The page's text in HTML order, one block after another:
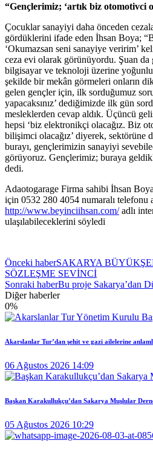
“Gençlerimiz; ‘artık biz otomotivci
Çocuklar sanayiyi daha önceden
gördüklerini ifade eden İhsan Boya;
‘Okumazsan seni sanayiye veririm’
ceza evi olarak görünüyordu. Şuan
bilgisayar ve teknoloji üzerine
şekilde bir mekân görmeleri onların
gelen gençler için, ilk sorduğumuz
yapacaksınız’ dediğimizde ilk gün
mesleklerden cevap aldık. Üçüncü
hepsi ‘biz elektronikçi olacağız. Biz
bilişimci olacağız’ diyerek, sektörüne
burayı, gençlerimizin sanayiyi
görüyoruz. Gençlerimiz; buraya
dedi.
Adaotogarage Firma sahibi İhsan
için 0532 280 4054 numaralı telefonu
http://www.beyinciihsan.com/adlı
ulaşılabileceklerini söyledi
Önceki haberSAKARYA
SÖZLEŞME SEVİNCİ
Sonraki haberBu proje Sakarya’dan
Diğer haberler
0%
Akarslanlar Tur’dan şehit ve gazi ailelerine
06 Ağustos 2026 14:09
Başkan Karakullukçu’dan Sakarya Muşlular
05 Ağustos 2026 10:29